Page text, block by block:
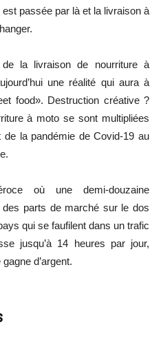
passée par là et la livraison à
la livraison de nourriture à
une réalité qui aura à
food». Destruction créative ?
à moto se sont multipliées
la pandémie de Covid-19 au
où une demi-douzaine
des parts de marché sur le dos
qui se faufilent dans un trafic
jusqu’à 14 heures par jour,
d’argent.